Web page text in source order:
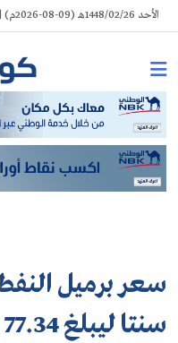
Skip
to
الأحد 1448/02/26هـ (09-08-2026م) | الكويت
سنتا ليبلغ 77.34 دولار